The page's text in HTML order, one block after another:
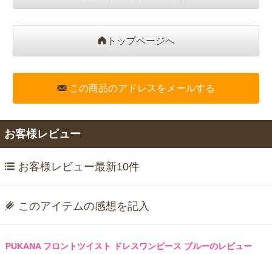
トップページへ
この商品のアドレスをメールする
お客様レビュー
お客様レビュー最新10件
このアイテムの感想を記入
PUKANA フロントツイスト ドレスワンピース ブルーのレビュー